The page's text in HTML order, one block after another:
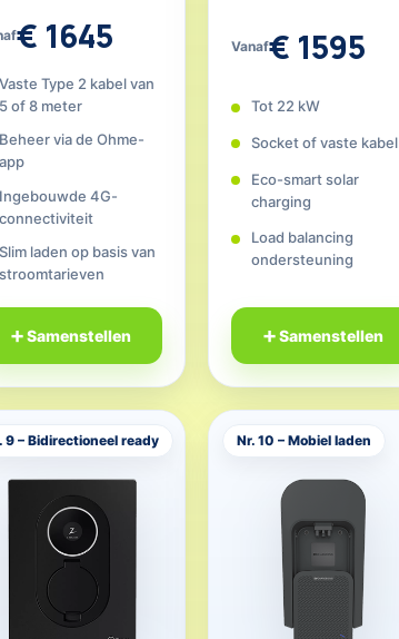
€ 1645
Type 2 kabel van
of 8 meter
via de Ohme-
4G-
laden op basis van
➕ Samenstellen
Vanaf€ 1595
Tot 22 kW
Socket of vaste kabel
Eco-smart solar
charging
Load balancing
ondersteuning
➕ Samenstellen
9 – Bidirectioneel ready Nr. 10 – Mobiel laden